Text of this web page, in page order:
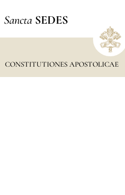
Sancta SEDES
CONSTITUTIONES APOSTOLICAE